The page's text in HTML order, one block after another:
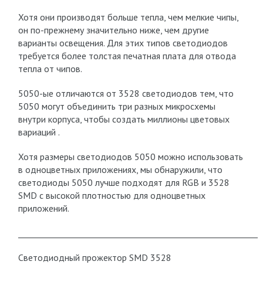
Хотя они производят больше тепла, чем мелкие чипы,
он по-прежнему значительно ниже, чем другие
варианты освещения. Для этих типов светодиодов
требуется более толстая печатная плата для отвода
тепла от чипов.
5050-ые отличаются от 3528 светодиодов тем, что
5050 могут объединить три разных микросхемы
внутри корпуса, чтобы создать миллионы цветовых
вариаций .
Хотя размеры светодиодов 5050 можно использовать
в одноцветных приложениях, мы обнаружили, что
светодиоды 5050 лучше подходят для RGB и 3528
SMD с высокой плотностью для одноцветных
приложений.
Светодиодный прожектор SMD 3528